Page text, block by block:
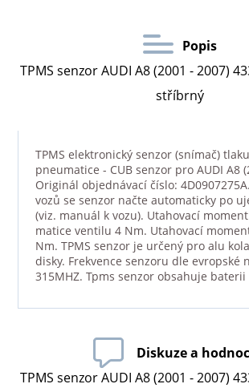
Popis
TPMS senzor AUDI A8 (2001 - 2007)
stříbrný
TPMS elektronický senzor (snímač)
pneumatice - CUB senzor pro AUDI A8
Originál objednávací číslo:
vozů se senzor načte automaticky po
(viz. manuál k vozu). Utahovací
matice ventilu 4 Nm. Utahovací
Nm. TPMS senzor je určený pro alu
disky. Frekvence senzoru dle evropské
315MHZ. Tpms senzor obsahuje baterii
Diskuze a
TPMS senzor AUDI A8 (2001 - 2007)